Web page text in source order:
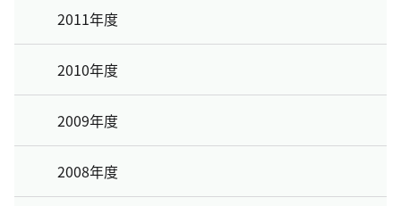
2011年度
2010年度
2009年度
2008年度